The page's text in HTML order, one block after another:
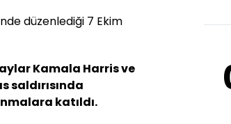
düzenlediği 7 Ekim
Kamala Harris ve
saldırısında
katıldı.